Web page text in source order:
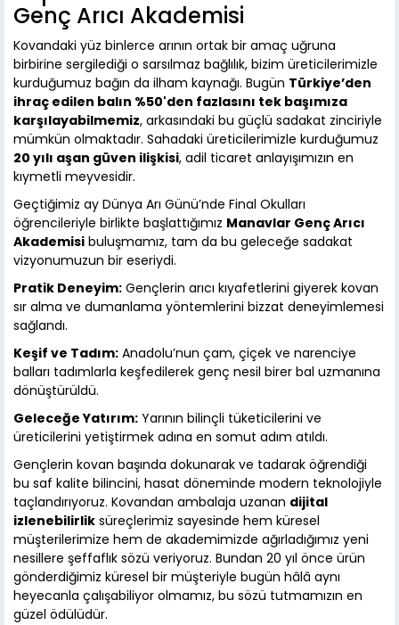
Genç Arıcı Akademisi
Kovandaki yüz binlerce arının ortak bir amaç uğruna
birbirine sergilediği o sarsılmaz bağlılık, bizim üreticilerimizle
kurduğumuz bağın da ilham kaynağı. Bugün Türkiye’den
ihraç edilen balın %50'den fazlasını tek başımıza
karşılayabilmemiz, arkasındaki bu güçlü sadakat zinciriyle
mümkün olmaktadır. Sahadaki üreticilerimizle kurduğumuz
20 yılı aşan güven ilişkisi, adil ticaret anlayışımızın en
kıymetli meyvesidir.
Geçtiğimiz ay Dünya Arı Günü’nde Final Okulları
öğrencileriyle birlikte başlattığımız Manavlar Genç Arıcı
Akademisi buluşmamız, tam da bu geleceğe sadakat
vizyonumuzun bir eseriydi.
Pratik Deneyim: Gençlerin arıcı kıyafetlerini giyerek kovan
sır alma ve dumanlama yöntemlerini bizzat deneyimlemesi
sağlandı.
Keşif ve Tadım: Anadolu’nun çam, çiçek ve narenciye
balları tadımlarla keşfedilerek genç nesil birer bal uzmanına
dönüştürüldü.
Geleceğe Yatırım: Yarının bilinçli tüketicilerini ve
üreticilerini yetiştirmek adına en somut adım atıldı.
Gençlerin kovan başında dokunarak ve tadarak öğrendiği
bu saf kalite bilincini, hasat döneminde modern teknolojiyle
taçlandırıyoruz. Kovandan ambalaja uzanan dijital
izlenebilirlik süreçlerimiz sayesinde hem küresel
müşterilerimize hem de akademimizde ağırladığımız yeni
nesillere şeffaflık sözü veriyoruz. Bundan 20 yıl önce ürün
gönderdiğimiz küresel bir müşteriyle bugün hâlâ aynı
heyecanla çalışabiliyor olmamız, bu sözü tutmamızın en
güzel ödülüdür.